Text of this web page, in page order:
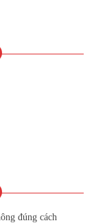
đúng cách